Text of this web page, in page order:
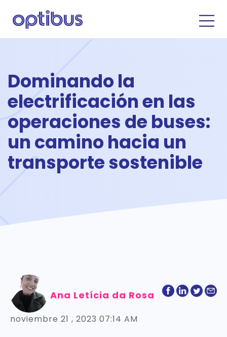
Dominando la
electrificación en las
operaciones de buses:
un camino hacia un
transporte sostenible
Ana Letícia da Rosa
noviembre 21 , 2023 07:14 AM